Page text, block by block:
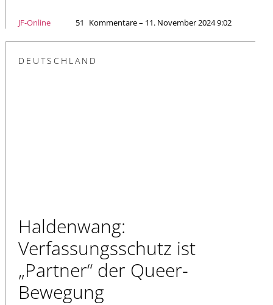
JF-Online 51 Kommentare – 11. November 2024 9:02
DEUTSCHLAND
Haldenwang:
Verfassungsschutz ist
„Partner“ der Queer-
Bewegung